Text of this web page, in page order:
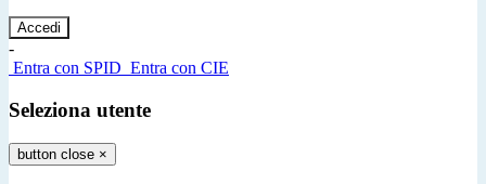
-
Entra con SPID Entra con CIE
Seleziona utente
button close ×